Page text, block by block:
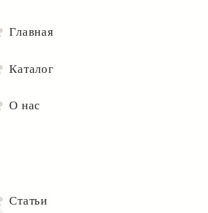
Главная
Каталог
О нас
Статьи